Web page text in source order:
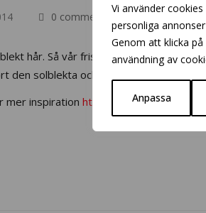
Vi använder
personliga
Genom att klicka
användning av
Anpassa
0 comments
hår. Så vår frisör Linn gjorde mycket
solblekta och matta känslan.
mer inspiration https://